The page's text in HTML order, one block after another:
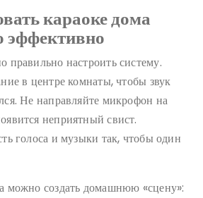
караоке дома
эффективно
правильно настроить систему.
в центре комнаты, чтобы звук
Не направляйте микрофон на
неприятный свист.
голоса и музыки так, чтобы один
можно создать домашнюю «сцену»: